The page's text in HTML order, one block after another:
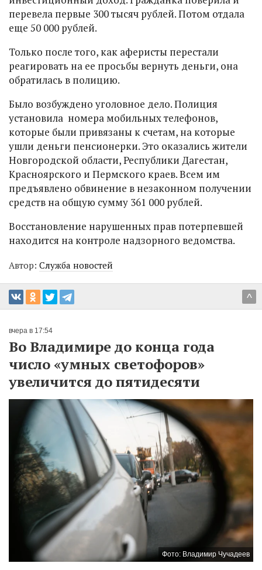
перевела первые 300 тысяч рублей. Потом отдала
еще 50 000 рублей.
Только после того, как аферисты перестали
реагировать на ее просьбы вернуть деньги, она
обратилась в полицию.
Было возбуждено уголовное дело. Полиция
установила номера мобильных телефонов,
которые были привязаны к счетам, на которые
ушли деньги пенсионерки. Это оказались жители
Новгородской области, Республики Дагестан,
Красноярского и Пермского краев. Всем им
предъявлено обвинение в незаконном получении
средств на общую сумму 361 000 рублей.
Восстановление нарушенных прав потерпевшей
находится на контроле надзорного ведомства.
Автор: Служба новостей
^
вчера в 17:54
Во Владимире до конца года
число «умных светофоров»
увеличится до пятидесяти
Фото: Владимир Чучадеев